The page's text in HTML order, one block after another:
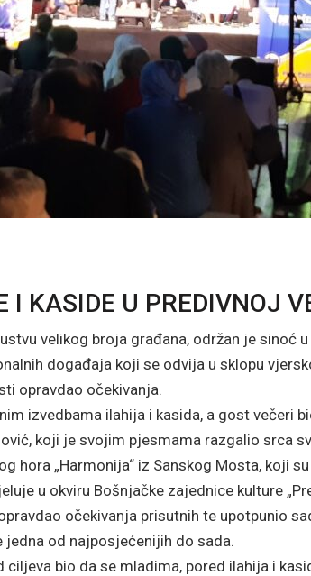
KASIDE U PREDIVNOJ
velikog broja građana, održan je sinoć
događaja koji se odvija u sklopu
opravdao očekivanja.
izvedbama ilahija i kasida, a gost večeri
koji je svojim pjesmama razgalio srca
hora „Harmonija“ iz Sanskog Mosta, koji
u okviru Bošnjačke zajednice kulture
očekivanja prisutnih te upotpunio
od najposjećenijih do sada.
bio da se mladima, pored ilahija i